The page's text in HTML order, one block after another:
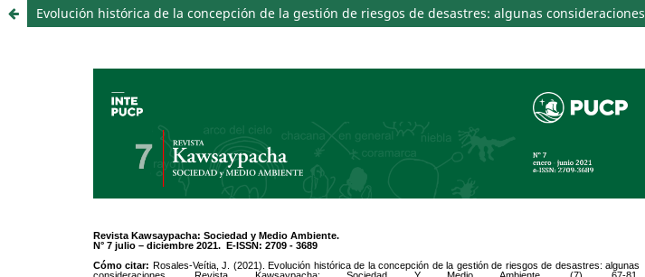
Evolución histórica de la concepción de la gestión de riesgos de desastres: algunas consideraciones